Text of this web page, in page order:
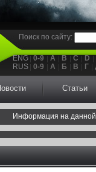
Поиск по сайту:
ENG 0-9 A B C D
RUS
0-9 А Б В Г
Статьи
Информация на